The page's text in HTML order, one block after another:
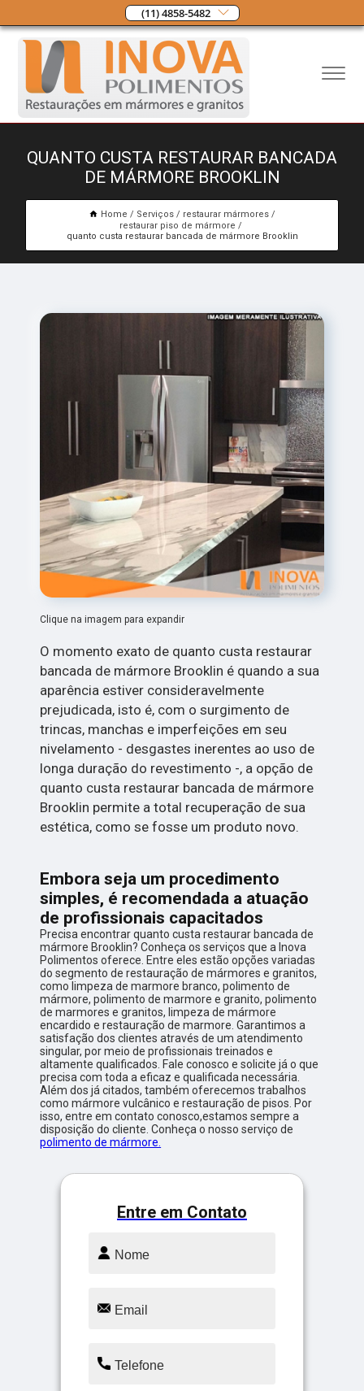
(11) 4858-5482
QUANTO CUSTA RESTAURAR BANCADA
DE MÁRMORE BROOKLIN
Home Serviços
restaurar mármores
restaurar piso de mármore
quanto custa restaurar bancada de mármore Brooklin
Clique na imagem para expandir
O momento exato de quanto custa restaurar
bancada de mármore Brooklin é quando a sua
aparência estiver consideravelmente
prejudicada, isto é, com o surgimento de
trincas, manchas e imperfeições em seu
nivelamento - desgastes inerentes ao uso de
longa duração do revestimento -, a opção de
quanto custa restaurar bancada de mármore
Brooklin permite a total recuperação de sua
estética, como se fosse um produto novo.
Embora seja um procedimento
simples, é recomendada a atuação
de profissionais capacitados
Precisa encontrar quanto custa restaurar bancada de
mármore Brooklin? Conheça os serviços que a Inova
Polimentos oferece. Entre eles estão opções variadas
do segmento de restauração de mármores e granitos,
como limpeza de marmore branco, polimento de
mármore, polimento de marmore e granito, polimento
de marmores e granitos, limpeza de mármore
encardido e restauração de marmore. Garantimos a
satisfação dos clientes através de um atendimento
singular, por meio de profissionais treinados e
altamente qualificados. Fale conosco e solicite já o que
precisa com toda a eficaz e qualificada necessária.
Além dos já citados, também oferecemos trabalhos
como mármore vulcânico e restauração de pisos. Por
isso, entre em contato conosco,estamos sempre a
disposição do cliente. Conheça o nosso serviço de
polimento de mármore.
Entre em Contato